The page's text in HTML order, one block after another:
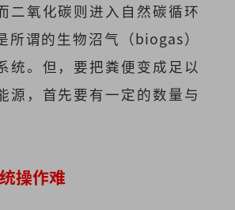
二氧化碳则进入自然碳循环
所谓的生物沼气（biogas）
统。但，要把粪便变成足以
源，首先要有一定的数量与
操作难